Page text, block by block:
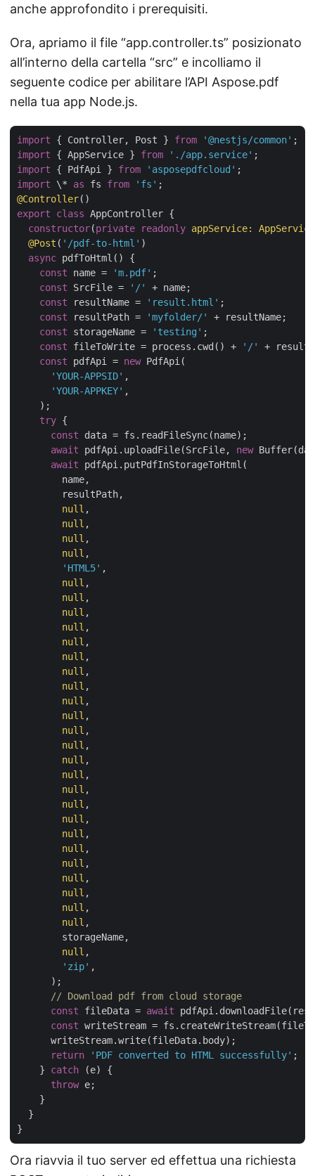
anche approfondito i prerequisiti.
Ora, apriamo il file “app.controller.ts” posizionato
all’interno della cartella “src” e incolliamo il
seguente codice per abilitare l’API Aspose.pdf
nella tua app Node.js.
import { Controller, Post } from '@nestjs/common'
import { AppService } from './app.service'
import { PdfApi } from 'asposepdfcloud'
import \* as fs from 'fs'
@Controller
export
class AppController {
constructor(private readonly appService: AppService
@Post ( '/pdf-to-html' )
async pdfToHtml() {
const name = 'm.pdf' ;
const SrcFile = '/'
+ name;
const resultName = 'result.html' ;
const resultPath = 'myfolder/'
+ resultName;
const storageName = 'testing' ;
const fileToWrite = process.cwd() + '/'
+
const pdfApi = new PdfApi(
'YOUR-APPSID' ,
'YOUR-APPKEY' ,
    );
try {
const data = fs.readFileSync(name);
await pdfApi.uploadFile(SrcFile, new
await pdfApi.putPdfInStorageToHtml(
        name,
        resultPath,
null ,
null ,
null ,
null ,
'HTML5' ,
null ,
null ,
null ,
null ,
null ,
null ,
null ,
null ,
null ,
null ,
null ,
null ,
null ,
null ,
null ,
null ,
null ,
null ,
null ,
null ,
null ,
null ,
null ,
null ,
        storageName,
null ,
'zip' ,
      );
// Download pdf from cloud storage
const fileData = await
const writeStream =
      writeStream.write(fileData.body);
return
'PDF converted to HTML successfully' ;
    }
catch (e) {
throw e;
    }
  }
Ora riavvia il tuo server ed effettua una richiesta